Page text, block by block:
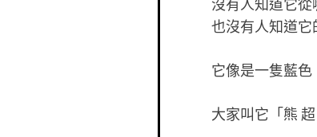
沒有人知道它從
也沒有人知道它
它像是一隻藍色
大家叫它「熊 超